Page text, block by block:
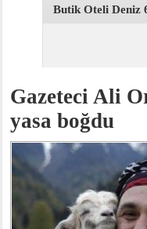
Butik Oteli Deniz
Gazeteci Ali
yasa boğdu